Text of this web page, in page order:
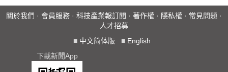
關於我們 · 會員服務 · 科技產業報訂閱 · 著作權 · 隱私權 · 常見問題 ·
人才招募
■ 中文简体版 ■ English
下載新聞App